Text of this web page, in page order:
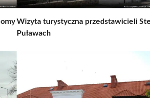
Wizyta turystyczna przedstawicieli
Puławach